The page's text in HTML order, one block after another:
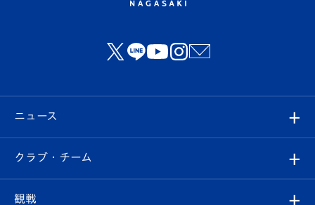
ニュース
すべて
クラブ・チーム
観戦